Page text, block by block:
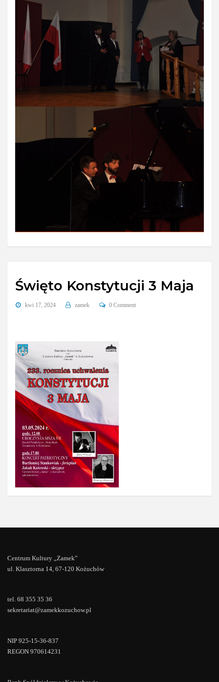
Święto Konstytucji 3 Maja
kwi 17, 2024 zamek 0 Comment
Centrum Kultury „Zamek”
ul. Klasztorna 14, 67-120 Kożuchów
tel. 68 355 35 36
sekretariat@zamekkozuchow.pl
NIP 925-15-36-837
REGON 970614231